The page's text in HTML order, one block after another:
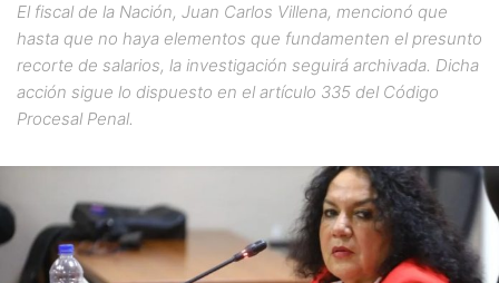
El fiscal de la Nación, Juan Carlos Villena, mencionó que
hasta que no haya elementos que fundamenten el presunto
recorte de salarios, la investigación seguirá archivada. Dicha
acción sigue lo dispuesto en el artículo 335 del Código
Procesal Penal.